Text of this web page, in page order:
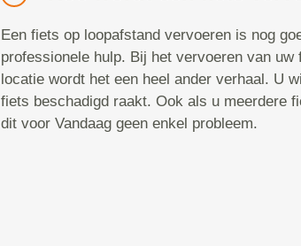
Een fiets op loopafstand vervoeren is nog
professionele hulp. Bij het vervoeren van uw
locatie wordt het een heel ander verhaal. U
fiets beschadigd raakt. Ook als u meerdere
dit voor Vandaag geen enkel probleem.